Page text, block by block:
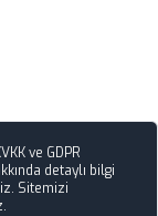
ve GDPR
detaylı bilgi
Sitemizi